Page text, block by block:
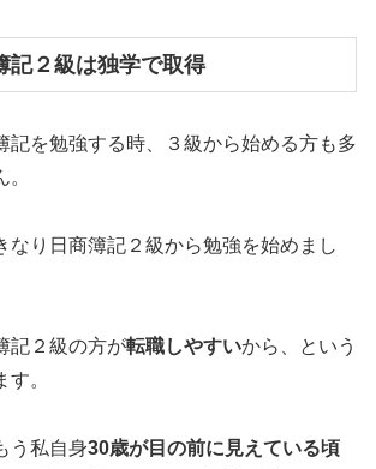
２級は独学で取得
記を勉強する時、３級から始める方も多
なり日商簿記２級から勉強を始めまし
記２級の方が転職しやすいから、という
。
う私自身30歳が目の前に見えている頃